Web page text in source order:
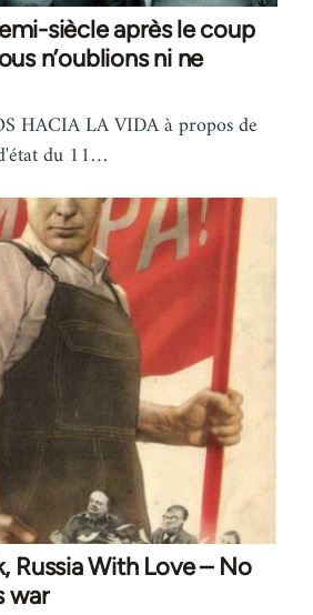
siècle après le coup
n’oublions ni ne
HACIA LA VIDA à propos de
du 11…
Russia With Love – No
war